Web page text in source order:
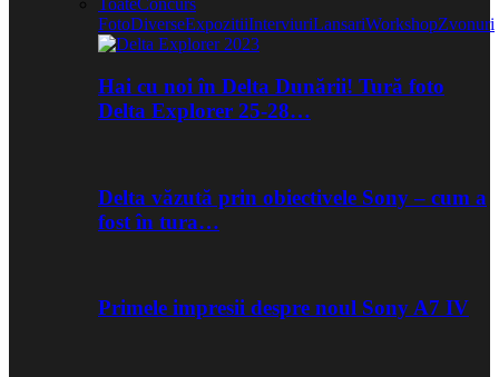
FotoDiverseExpozitiiInterviuriLansariWorkshopZvonuri
Hai cu noi în Delta Dunării! Tură foto
Delta Explorer 25-28…
Delta văzută prin obiectivele Sony – cum a
fost în tura…
Primele impresii despre noul Sony A7 IV